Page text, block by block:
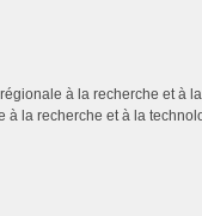
à la recherche et à la